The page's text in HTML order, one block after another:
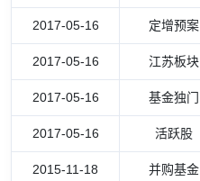
2017-05-16 定增预案
2017-05-16 江苏板块
2017-05-16 基金独门
2017-05-16 活跃股
2015-11-18 并购基金